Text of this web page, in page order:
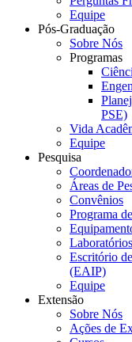
Equipe
Pós-Graduação
Sobre Nós
Programas
PSE)
Vida
Equipe
Pesquisa
Áreas de
Convênios
Programa
Laboratórios
Escritório
(EAIP)
Equipe
Extensão
Sobre Nós
Ações de